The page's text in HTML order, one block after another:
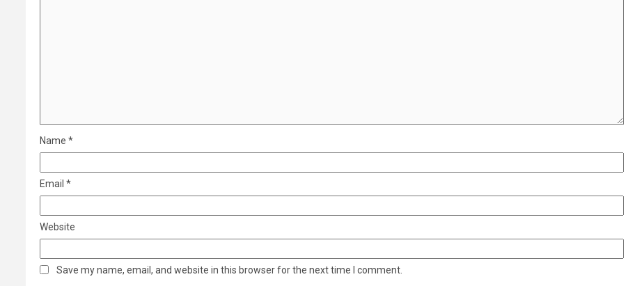
Name *
Email *
Website
Save my name, email, and website in this browser for the next time I comment.